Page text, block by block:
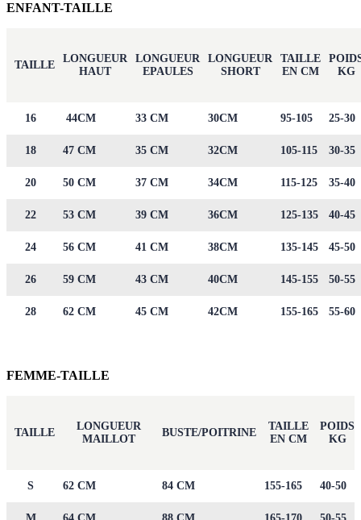
ENFANT-TAILLE
TAILLE
LONGUEUR
HAUT
LONGUEUR
EPAULES
LONGUEUR
SHORT
TAILLE
EN CM
KG
16 44CM 33 CM 30CM 95-105 25-30
18 47 CM 35 CM 32CM 105-115 30-35
20 50 CM 37 CM 34CM 115-125 35-40
22 53 CM 39 CM 36CM 125-135 40-45
24 56 CM 41 CM 38CM 135-145 45-50
26 59 CM 43 CM 40CM 145-155 50-55
28 62 CM 45 CM 42CM 155-165 55-60
FEMME-TAILLE
TAILLE
LONGUEUR
MAILLOT
BUSTE/POITRINE
TAILLE
EN CM
POIDS
KG
S 62 CM 84 CM 155-165 40-50